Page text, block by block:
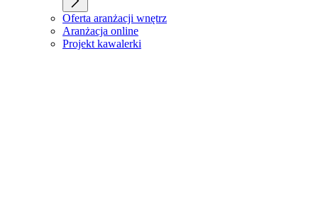
Oferta aranżacji wnętrz
Aranżacja online
Projekt kawalerki